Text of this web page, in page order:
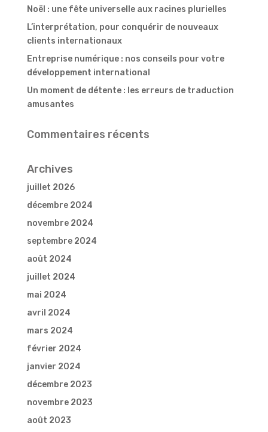
Noël : une fête universelle aux racines plurielles
L’interprétation, pour conquérir de nouveaux
clients internationaux
Entreprise numérique : nos conseils pour votre
développement international
Un moment de détente : les erreurs de traduction
amusantes
Commentaires récents
Archives
juillet 2026
décembre 2024
novembre 2024
septembre 2024
août 2024
juillet 2024
mai 2024
avril 2024
mars 2024
février 2024
janvier 2024
décembre 2023
novembre 2023
août 2023